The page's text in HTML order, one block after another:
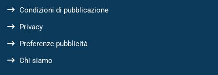
Condizioni di pubblicazione
Privacy
Preferenze pubblicità
Chi siamo